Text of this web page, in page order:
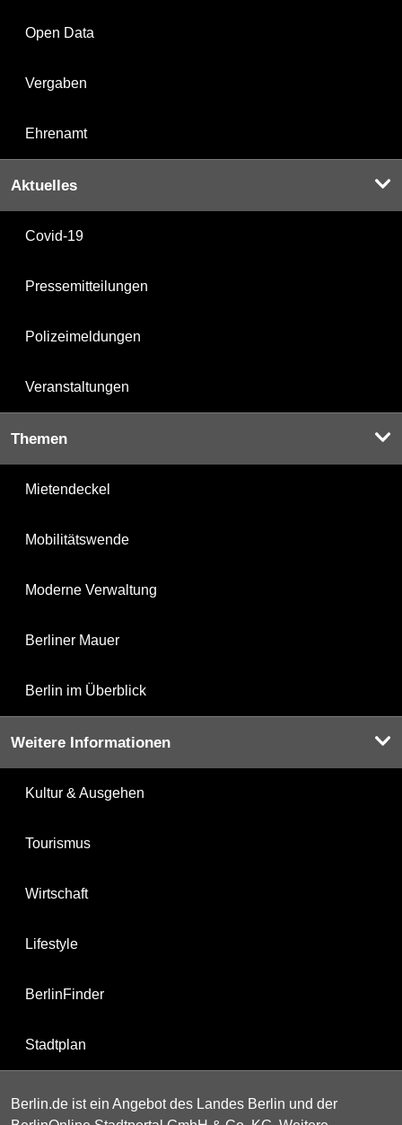
Open Data
Vergaben
Ehrenamt
Aktuelles
Covid-19
Pressemitteilungen
Polizeimeldungen
Veranstaltungen
Themen
Mietendeckel
Mobilitätswende
Moderne Verwaltung
Berliner Mauer
Berlin im Überblick
Weitere Informationen
Kultur & Ausgehen
Tourismus
Wirtschaft
Lifestyle
BerlinFinder
Stadtplan
Berlin.de ist ein Angebot des Landes Berlin und der